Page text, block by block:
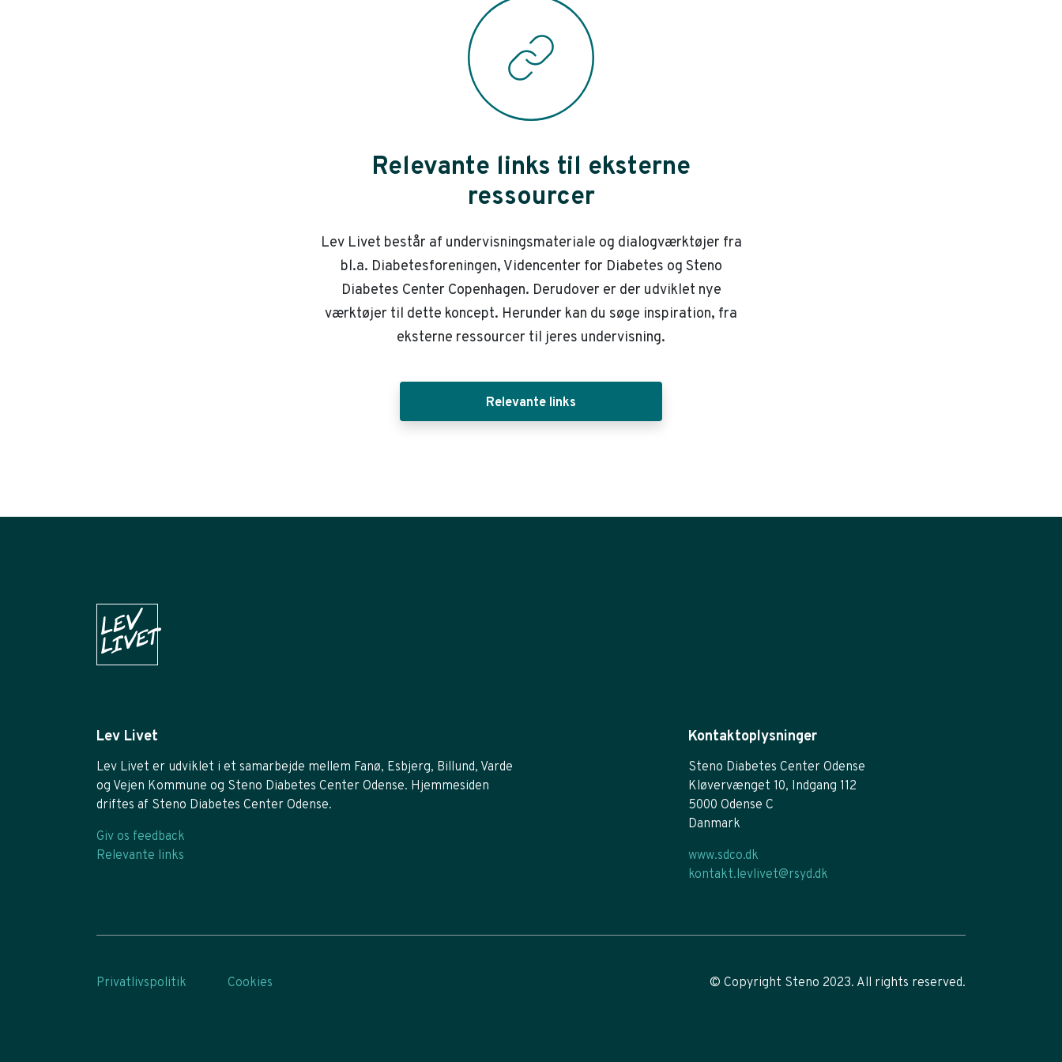
Relevante links til eksterne
ressourcer
Lev Livet består af undervisningsmateriale og dialogværktøjer fra
bl.a. Diabetesforeningen, Videncenter for Diabetes og Steno
Diabetes Center Copenhagen. Derudover er der udviklet nye
værktøjer til dette koncept. Herunder kan du søge inspiration, fra
eksterne ressourcer til jeres undervisning.
Relevante links
Lev Livet
Lev Livet er udviklet i et samarbejde mellem Fanø, Esbjerg, Billund, Varde
og Vejen Kommune og Steno Diabetes Center Odense. Hjemmesiden
driftes af Steno Diabetes Center Odense.
Giv os feedback
Relevante links
Kontaktoplysninger
Steno Diabetes Center Odense
Kløvervænget 10, Indgang 112
5000 Odense C
Danmark
www.sdco.dk
kontakt.levlivet@rsyd.dk
Privatlivspolitik Cookies © Copyright Steno 2023. All rights reserved.